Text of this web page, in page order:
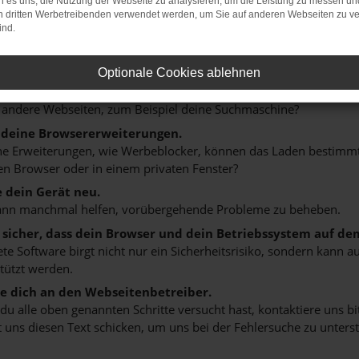
NETWORK ERROR
deine Firewall und deine Internetverbindung.
Webseiten, zum Beispiel deine Suchmaschine?
Browsererweiterungen.
Erweiterungen, wie Werbeblocker, können das Laden
Browser oder in einem privaten Fenster?
dein Gerät neu.
manchmal helfen, vorübergehende Probleme zu beheben.
dass dein Browser und dein Betriebssystem auf
Software birgt nicht nur ein Sicherheitsrisiko, sondern kann
werden.
dich an den Webseitenbetreiber.
alle oben genannten Schritte versucht hast, kontaktiere uns
uns diesen Text schicken, um uns bei der Fehlersuche zu
dritten Werbetreibenden verwendet werden, um Sie auf anderen Webseiten zu
Optionale Cookies ablehnen